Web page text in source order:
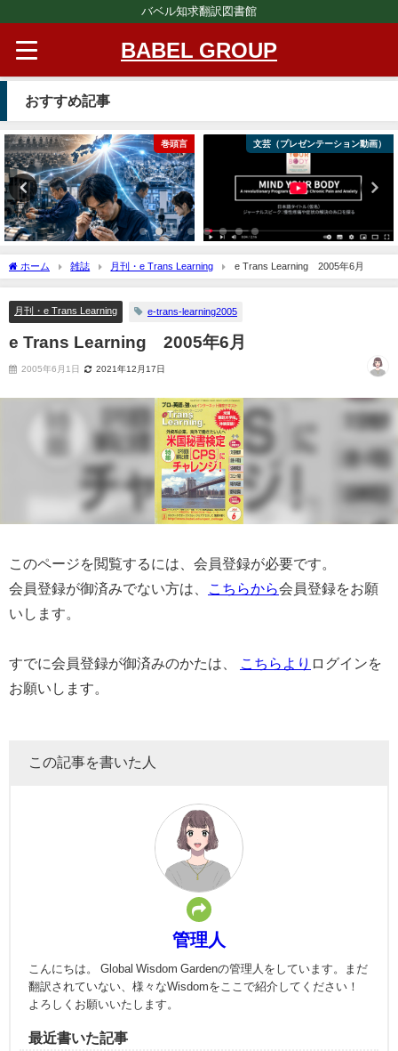
バベル知求翻訳図書館
BABEL GROUP
おすすめ記事
巻頭言 文芸（プレゼンテーション動画）
ホーム 雑誌 月刊・e Trans Learning e Trans Learning 2005年6月
月刊・e Trans Learning e-trans-learning2005
e Trans Learning 2005年6月
2005年6月1日 2021年12月17日
このページを閲覧するには、会員登録が必要です。
会員登録が御済みでない方は、
こちらから会員登録をお願
いします。
すでに会員登録が御済みのかたは、 こちらより ログインを
お願いします。
この記事を書いた人
管理人
こんにちは。 Global Wisdom Gardenの管理人をしています。まだ
翻訳されていない、様々なWisdomをここで紹介してください！
よろしくお願いいたします。
最近書いた記事